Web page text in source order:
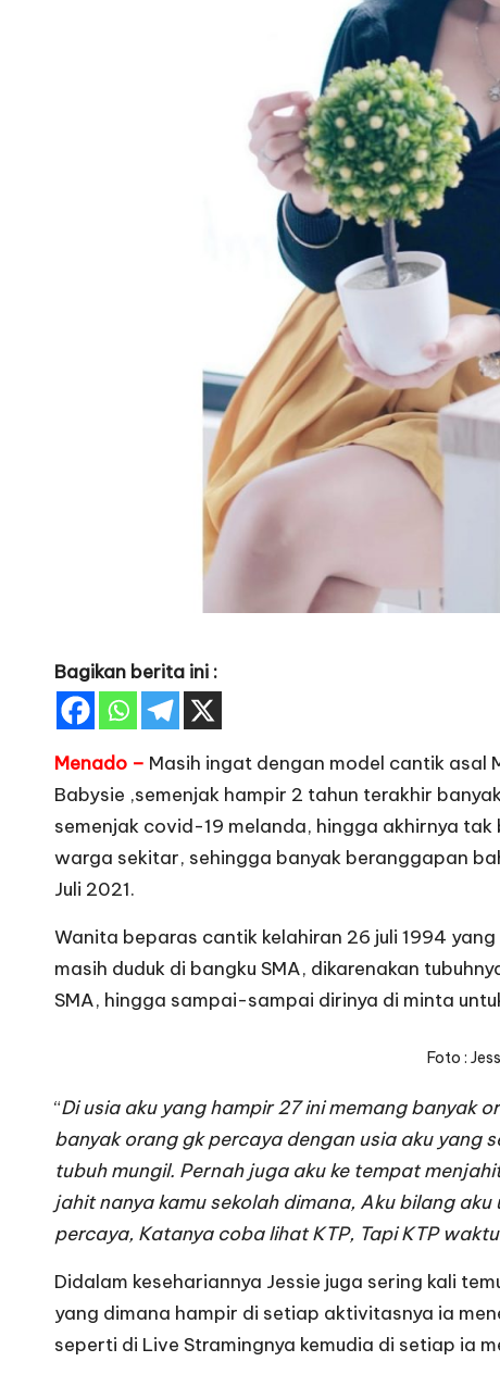
Bagikan berita ini :
Menado – Masih ingat dengan model cantik asal
Babysie ,semenjak hampir 2 tahun terakhir
semenjak covid-19 melanda, hingga akhirnya
warga sekitar, sehingga banyak beranggapan
Juli 2021.
Wanita beparas cantik kelahiran 26 juli 1994
masih duduk di bangku SMA, dikarenakan
SMA, hingga sampai-sampai dirinya di minta
Foto :
“Di usia aku yang hampir 27 ini memang banyak
banyak orang gk percaya dengan usia aku yang
tubuh mungil. Pernah juga aku ke tempat
jahit nanya kamu sekolah dimana, Aku bilang aku
percaya, Katanya coba lihat KTP, Tapi KTP
Didalam kesehariannya Jessie juga sering kali
yang dimana hampir di setiap aktivitasnya ia
seperti di Live Stramingnya kemudia di setiap ia